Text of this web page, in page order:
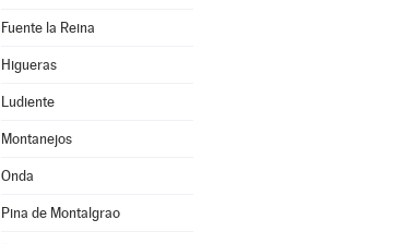
Fuente la Reina
Higueras
Ludiente
Montanejos
Onda
Pina de Montalgrao